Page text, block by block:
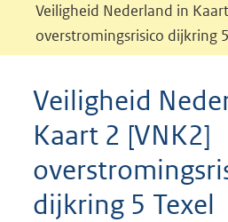
Veiligheid Nederland in
overstromingsrisico dijkring
Veiligheid
Kaart 2 [VNK2]
dijkring 5 Texel